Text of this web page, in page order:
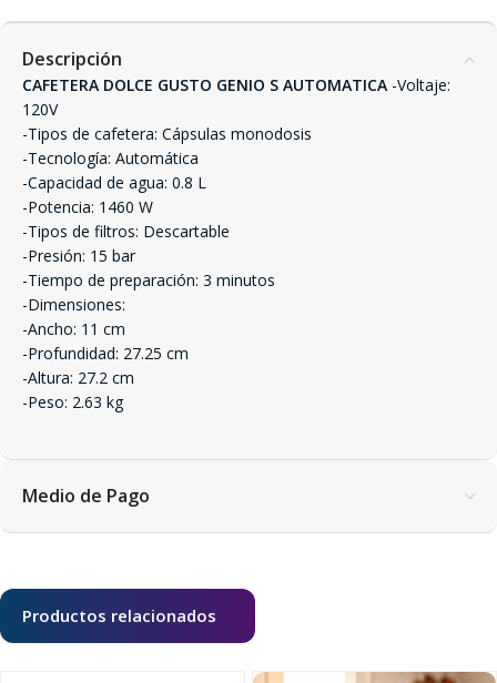
Descripción
CAFETERA DOLCE GUSTO GENIO S AUTOMATICA -Voltaje:
120V
-Tipos de cafetera: Cápsulas monodosis
-Tecnología: Automática
-Capacidad de agua: 0.8 L
-Potencia: 1460 W
-Tipos de filtros: Descartable
-Presión: 15 bar
-Tiempo de preparación: 3 minutos
-Dimensiones:
-Ancho: 11 cm
-Profundidad: 27.25 cm
-Altura: 27.2 cm
-Peso: 2.63 kg
Medio de Pago
Productos relacionados